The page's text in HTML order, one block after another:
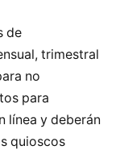
de
trimestral
no
para
línea y deberán
quioscos